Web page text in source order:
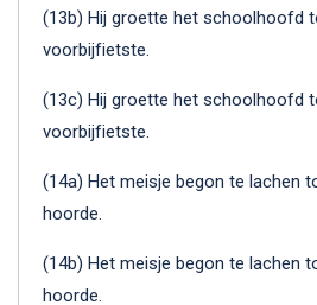
(13b) Hij groette het schoolhoofd
voorbijfietste.
(13c) Hij groette het schoolhoofd
voorbijfietste.
(14a) Het meisje begon te lachen
hoorde.
(14b) Het meisje begon te lachen
hoorde.